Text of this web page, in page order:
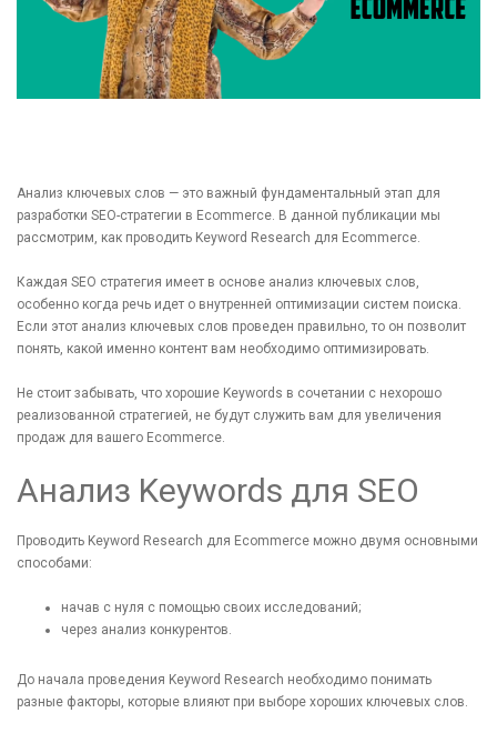
Анализ ключевых слов — это важный фундаментальный этап для
разработки SEO-стратегии в Ecommerce. В данной публикации мы
рассмотрим, как проводить Keyword Research для Ecommerce.
Каждая SEO стратегия имеет в основе анализ ключевых слов,
особенно когда речь идет о внутренней оптимизации систем поиска.
Если этот анализ ключевых слов проведен правильно, то он позволит
понять, какой именно контент вам необходимо оптимизировать.
Не стоит забывать, что хорошие Keywords в сочетании с нехорошо
реализованной стратегией, не будут служить вам для увеличения
продаж для вашего Ecommerce.
Анализ Keywords для SEO
Проводить Keyword Research для Ecommerce можно двумя основными
способами:
начав с нуля с помощью своих исследований;
через анализ конкурентов.
До начала проведения Keyword Research необходимо понимать
разные факторы, которые влияют при выборе хороших ключевых слов.